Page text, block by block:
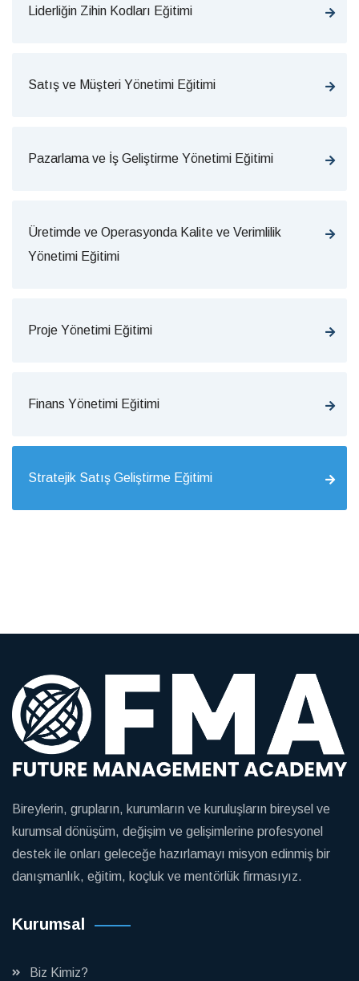
Liderliğin Zihin Kodları Eğitimi
Satış ve Müşteri Yönetimi Eğitimi
Pazarlama ve İş Geliştirme Yönetimi Eğitimi
Üretimde ve Operasyonda Kalite ve Verimlilik
Yönetimi Eğitimi
Proje Yönetimi Eğitimi
Finans Yönetimi Eğitimi
Stratejik Satış Geliştirme Eğitimi
Bireylerin, grupların, kurumların ve kuruluşların bireysel ve
kurumsal dönüşüm, değişim ve gelişimlerine profesyonel
destek ile onları geleceğe hazırlamayı misyon edinmiş bir
danışmanlık, eğitim, koçluk ve mentörlük firmasıyız.
Kurumsal
Biz Kimiz?